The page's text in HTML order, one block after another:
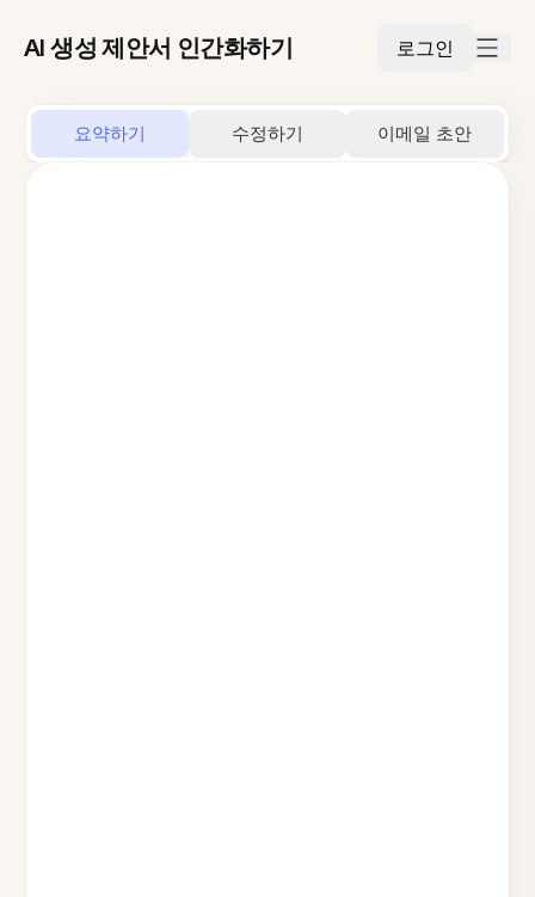
AI 생성 제안서 인간화하기 로그인
요약하기 수정하기 이메일 초안